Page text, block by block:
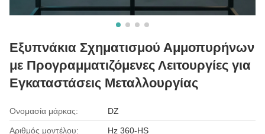
Εξυπνάκια Σχηματισμού Αμμοπυρήνων
με Προγραμματιζόμενες Λειτουργίες για
Εγκαταστάσεις Μεταλλουργίας
Ονομασία μάρκας: DZ
Αριθμός μοντέλου: Hz 360-HS